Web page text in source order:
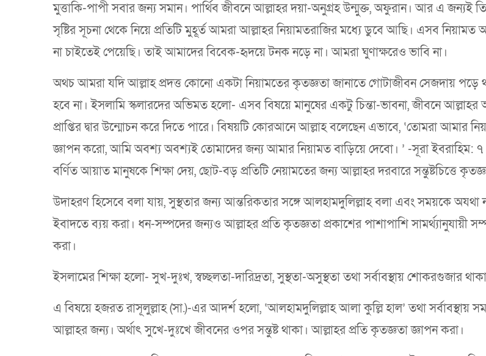
মুত্তাকি-পাপী সবার জন্য সমান। পার্থিব জীবনে আল্লাহর দয়া-অনুগ্রহ উন্মুক্ত, অফুরান। আর এ জন্যই
সৃষ্টির সূচনা থেকে নিয়ে প্রতিটি মুহূর্ত আমরা আল্লাহর নিয়ামতরাজির মধ্যে ডুবে আছি। এসব নিয়ামত
না চাইতেই পেয়েছি। তাই আমাদের বিবেক-হৃদয়ে টনক নড়ে না। আমরা ঘুণাক্ষরেও ভাবি না।
অথচ আমরা যদি আল্লাহ প্রদত্ত কোনো একটা নিয়ামতের কৃতজ্ঞতা জানাতে গোটাজীবন সেজদায় পড়ে
হবে না। ইসলামি স্কলারদের অভিমত হলো- এসব বিষয়ে মানুষের একটু চিন্তা-ভাবনা, জীবনে
প্রাপ্তির দ্বার উন্মোচন করে দিতে পারে। বিষয়টি কোরআনে আল্লাহ বলেছেন এভাবে, ‘তোমরা আমার
জ্ঞাপন করো, আমি অবশ্য অবশ্যই তোমাদের জন্য আমার নিয়ামত বাড়িয়ে দেবো। ’ -সূরা ইবরাহিম: ৭
বর্ণিত আয়াত মানুষকে শিক্ষা দেয়, ছোট-বড় প্রতিটি নেয়ামতের জন্য আল্লাহর দরবারে সন্তুষ্টচিত্তে
উদাহরণ হিসেবে বলা যায়, সুস্থতার জন্য আন্তরিকতার সঙ্গে আলহামদুলিল্লাহ বলা এবং সময়কে অযথা
ইবাদতে ব্যয় করা। ধন-সম্পদের জন্যও আল্লাহর প্রতি কৃতজ্ঞতা প্রকাশের পাশাপাশি সামর্থ্যানুযায়ী
করা।
ইসলামের শিক্ষা হলো- সুখ-দুঃখ, স্বচ্ছলতা-দারিদ্রতা, সুস্থতা-অসুস্থতা তথা সর্বাবস্থায় শোকরগুজার
এ বিষয়ে হজরত রাসূলুল্লাহ (সা.)-এর আদর্শ হলো, ‘আলহামদুলিল্লাহ আলা কুল্লি হাল’ তথা সর্বাবস্থায়
আল্লাহর জন্য। অর্থাৎ সুখে-দুঃখে জীবনের ওপর সন্তুষ্ট থাকা। আল্লাহর প্রতি কৃতজ্ঞতা জ্ঞাপন করা।